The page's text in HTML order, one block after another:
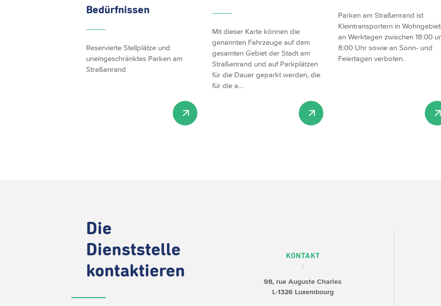
Bedürfnissen
Reservierte Stellplätze und
uneingeschränktes Parken am
Straßenrand
Mit dieser Karte können die
genannten Fahrzeuge auf dem
gesamten Gebiet der Stadt am
Straßenrand und auf Parkplätzen
für die Dauer geparkt werden, die
für die a…
Parken am Straßenrand ist
Kleintransportern in
an Werktagen zwischen 18:00
8:00 Uhr sowie an Sonn- und
Feiertagen verboten.
Die
Dienststelle
kontaktieren
KONTAKT
98, rue Auguste Charles
L-1326 Luxembourg